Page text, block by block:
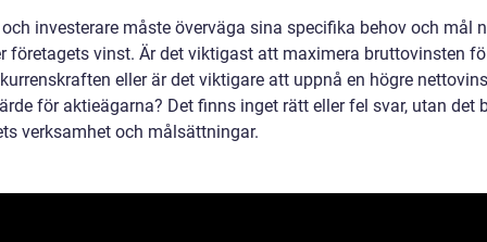
investerare måste överväga sina specifika behov och mål
företagets vinst. Är det viktigast att maximera bruttovinsten
eller är det viktigare att uppnå en högre
för aktieägarna? Det finns inget rätt eller fel svar, utan det
verksamhet och målsättningar.